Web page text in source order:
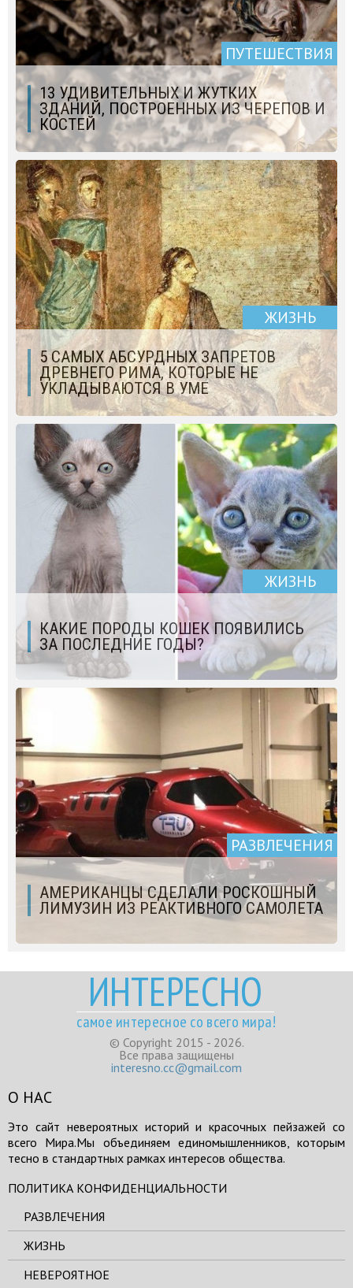
ПУТЕШЕСТВИЯ
13 УДИВИТЕЛЬНЫХ И ЖУТКИХ
ЗДАНИЙ, ПОСТРОЕННЫХ ИЗ ЧЕРЕПОВ И
КОСТЕЙ
ЖИЗНЬ
5 САМЫХ АБСУРДНЫХ ЗАПРЕТОВ
ДРЕВНЕГО РИМА, КОТОРЫЕ НЕ
УКЛАДЫВАЮТСЯ В УМЕ
ЖИЗНЬ
КАКИЕ ПОРОДЫ КОШЕК ПОЯВИЛИСЬ
ЗА ПОСЛЕДНИЕ ГОДЫ?
РАЗВЛЕЧЕНИЯ
АМЕРИКАНЦЫ СДЕЛАЛИ РОСКОШНЫЙ
ЛИМУЗИН ИЗ РЕАКТИВНОГО САМОЛЕТА
ИНТЕРЕСНО
самое интересное со всего мира!
© Copyright 2015 - 2026.
Все права защищены
interesno.cc@gmail.com
О НАС
Это сайт невероятных историй и красочных пейзажей со
всего Мира.Мы объединяем единомышленников, которым
тесно в стандартных рамках интересов общества.
ПОЛИТИКА КОНФИДЕНЦИАЛЬНОСТИ
РАЗВЛЕЧЕНИЯ
ЖИЗНЬ
НЕВЕРОЯТНОЕ